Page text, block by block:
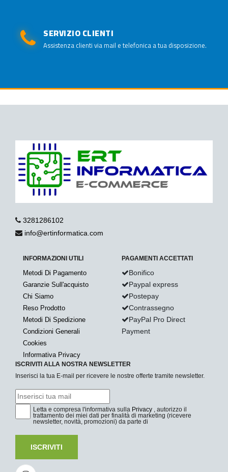
SERVIZIO CLIENTI
Assistenza clienti via mail e telefonica a tua disposizione.
3281286102
info@ertinformatica.com
INFORMAZIONI UTILI
Metodi Di Pagamento
Garanzie Sull'acquisto
Chi Siamo
Reso Prodotto
Metodi Di Spedizione
Condizioni Generali
Cookies
Informativa Privacy
PAGAMENTI ACCETTATI
Bonifico
Paypal express
Postepay
Contrassegno
PayPal Pro Direct
Payment
ISCRIVITI ALLA NOSTRA NEWSLETTER
Inserisci la tua E-mail per ricevere le nostre offerte tramite newsletter.
Letta e compresa l'informativa sulla Privacy , autorizzo il
trattamento dei miei dati per finalità di marketing (ricevere
newsletter, novità, promozioni) da parte di
ISCRIVITI